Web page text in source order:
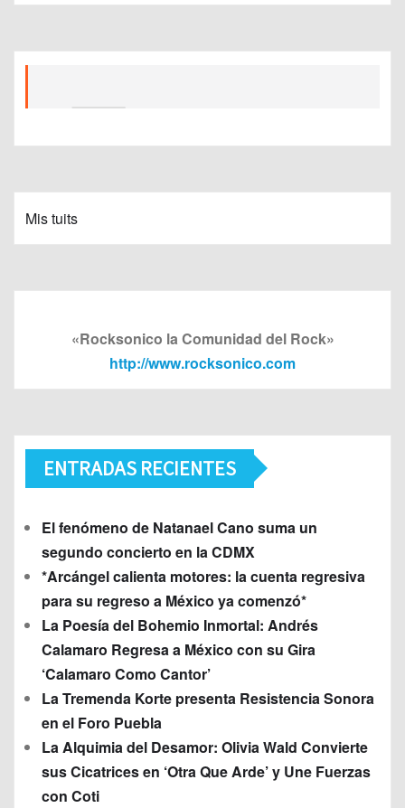
Mis tuits
«Rocksonico la Comunidad del Rock»
http://www.rocksonico.com
ENTRADAS RECIENTES
El fenómeno de Natanael Cano suma un
segundo concierto en la CDMX
*Arcángel calienta motores: la cuenta regresiva
para su regreso a México ya comenzó*
La Poesía del Bohemio Inmortal: Andrés
Calamaro Regresa a México con su Gira
‘Calamaro Como Cantor’
La Tremenda Korte presenta Resistencia Sonora
en el Foro Puebla
La Alquimia del Desamor: Olivia Wald Convierte
sus Cicatrices en ‘Otra Que Arde’ y Une Fuerzas
con Coti